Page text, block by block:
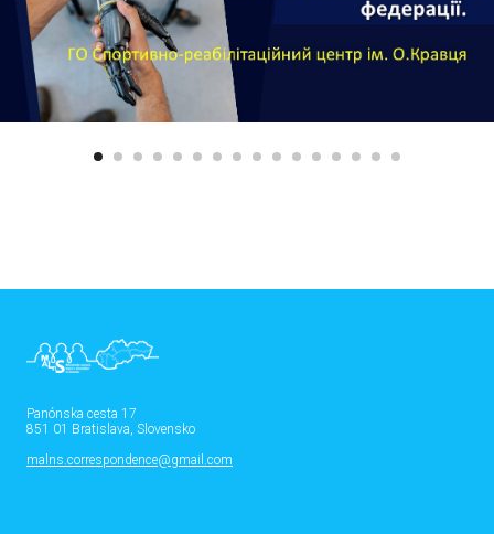
Panónska cesta 17
851 01 Bratislava, Slovensko
malns.correspondence@gmail.com